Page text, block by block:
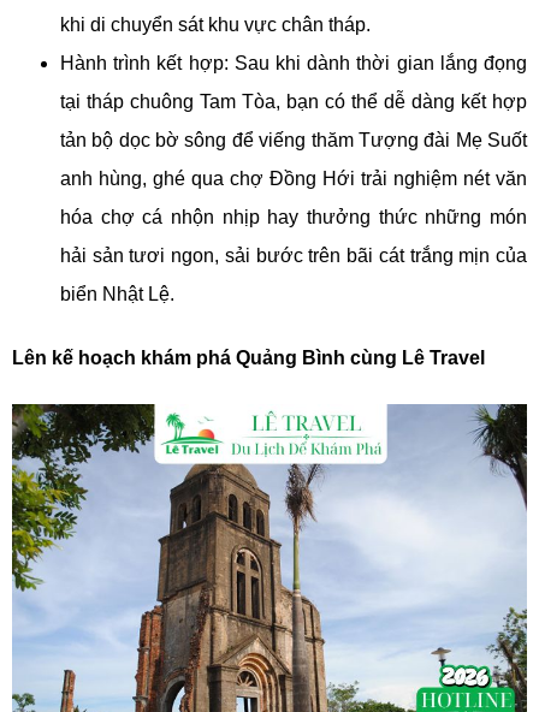
khi di chuyển sát khu vực chân tháp.
Hành trình kết hợp: Sau khi dành thời gian lắng đọng
tại tháp chuông Tam Tòa, bạn có thể dễ dàng kết hợp
tản bộ dọc bờ sông để viếng thăm Tượng đài Mẹ Suốt
anh hùng, ghé qua chợ Đồng Hới trải nghiệm nét văn
hóa chợ cá nhộn nhịp hay thưởng thức những món
hải sản tươi ngon, sải bước trên bãi cát trắng mịn của
biển Nhật Lệ.
Lên kế hoạch khám phá Quảng Bình cùng Lê Travel